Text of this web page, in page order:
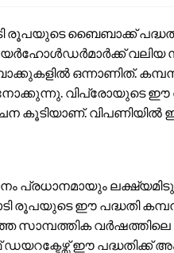
രൂപയുടെ ബൈബാക്ക്
വലിയ
ഒന്നാണിത്.
വിപ്രോയുടെ ഈ
കൂടിയാണ്. വിപണിയിൽ ഇത്
പ്രധാനമായും
രൂപയുടെ ഈ പദ്ധതി
സാമ്പത്തിക
ഈ പദ്ധതിക്ക്